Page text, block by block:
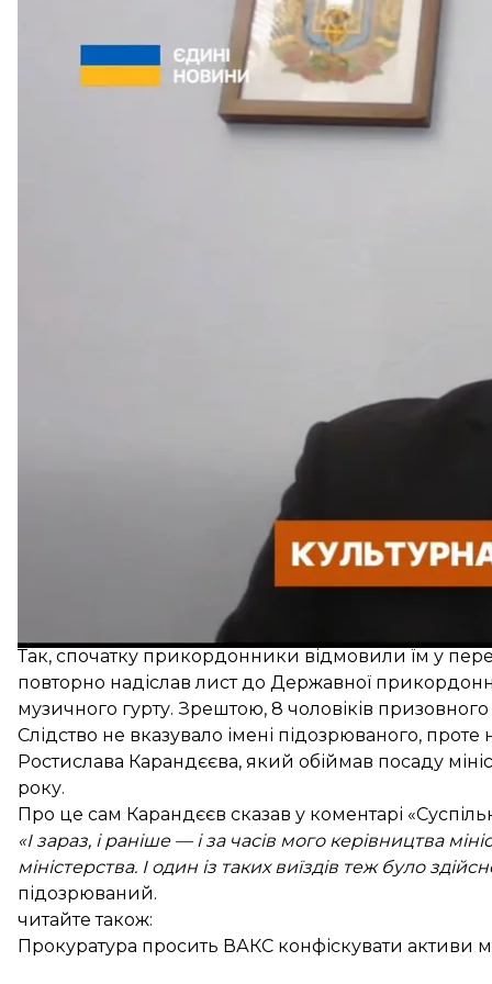
Колишній тимчасовий виконувач
Колишньому виконувачу обов’язків міністра
незаконного виїзду за кордон, обрали запобіжний
Про це «Українській правді»повідомилив
Як зазначається, Печерський районний суд обрав
У
Нагадаємо, напередодні колишньому виконувачу
підозру через сприяння схемі незаконного
За даними слідства, чоловіків «на папері»
хоча фактично музикою вони не займалися.
Так, спочатку прикордонники відмовили їм у
повторно надіслав лист до Державної
музичного гурту. Зрештою, 8 чоловіків
Слідство не вказувало імені підозрюваного,
Ростислава Карандєєва, який обіймав посаду
року.
Про це сам Карандєєв сказав у коментарі
«І зараз, і раніше — і за часів мого керівництва
міністерства. І один із таких виїздів теж було
підозрюваний.
читайте також:
Прокуратура просить ВАКС конфіскувати активи